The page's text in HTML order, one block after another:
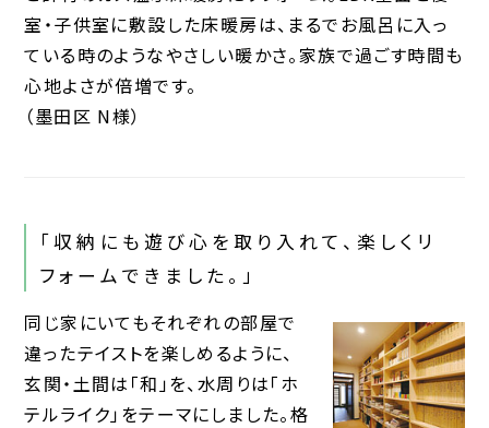
室・子供室に敷設した床暖房は、まるでお風呂に入っ
ている時のようなやさしい暖かさ。家族で過ごす時間も
心地よさが倍増です。
（墨田区 N様）
「収納にも遊び心を取り入れて、楽しくリ
フォームできました。」
同じ家にいてもそれぞれの部屋で
違ったテイストを楽しめるように、
玄関・土間は「和」を、水周りは「ホ
テルライク」をテーマにしました。格